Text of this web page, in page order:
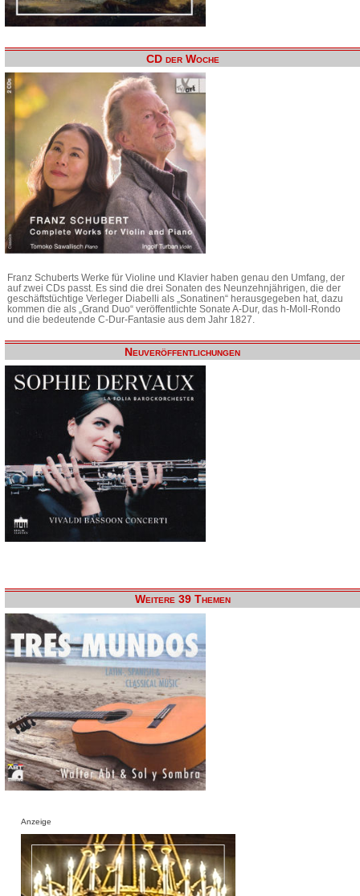
CD der Woche
Franz Schuberts Werke für Violine und Klavier haben genau den Umfang, der
auf zwei CDs passt. Es sind die drei Sonaten des Neunzehnjährigen, die der
geschäftstüchtige Verleger Diabelli als „Sonatinen“ herausgegeben hat, dazu
kommen die als „Grand Duo“ veröffentlichte Sonate A-Dur, das h-Moll-Rondo
und die bedeutende C-Dur-Fantasie aus dem Jahr 1827.
Neuveröffentlichungen
Weitere 39 Themen
Anzeige